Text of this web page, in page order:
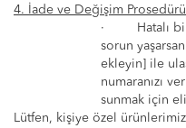
4. İade ve Değişim
·
Hatalı
sorun
ekleyin]
ile
numaranızı
sunmak için
Lütfen, kişiye özel